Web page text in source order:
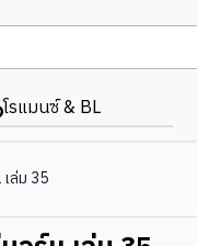
โรแมนซ์ & BL
ล่ม 35